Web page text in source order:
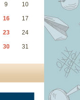
9 10
16 17
23 24
30 31